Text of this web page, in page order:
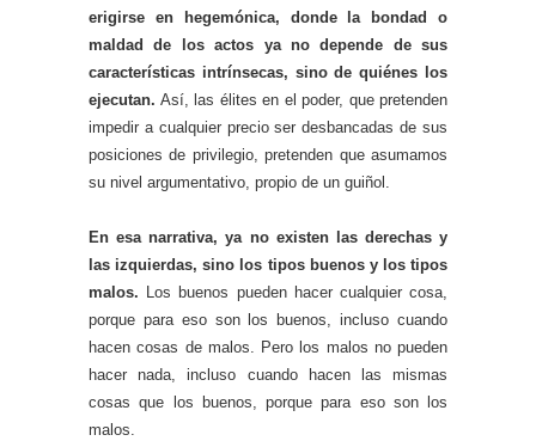
erigirse en hegemónica, donde la bondad o
maldad de los actos ya no depende de sus
características intrínsecas, sino de quiénes los
ejecutan. Así, las élites en el poder, que pretenden
impedir a cualquier precio ser desbancadas de sus
posiciones de privilegio, pretenden que asumamos
su nivel argumentativo, propio de un guiñol.
En esa narrativa, ya no existen las derechas y
las izquierdas, sino los tipos buenos y los tipos
malos. Los buenos pueden hacer cualquier cosa,
porque para eso son los buenos, incluso cuando
hacen cosas de malos. Pero los malos no pueden
hacer nada, incluso cuando hacen las mismas
cosas que los buenos, porque para eso son los
malos.